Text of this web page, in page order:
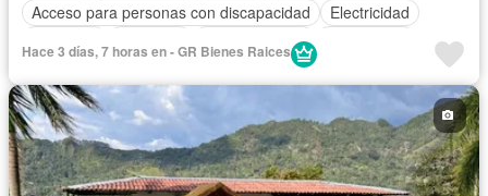
Acceso para personas con discapacidad
Electricidad
Cocina integral
Seguridad privada
Cancha de tenis
Agua
Hace 3 días, 7 horas en - GR Bienes Raices